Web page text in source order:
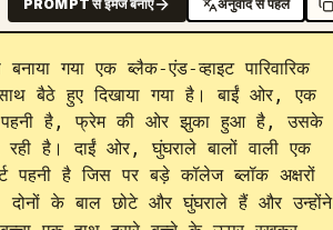
PROMPT से इमेज बनाएं अनुवाद से पहले
गया एक ब्लैक-एंड-व्हाइट पारिवारिक
बैठे हुए दिखाया गया है। बाईं ओर, एक
पहनी है, फ्रेम की ओर झुका हुआ है, उसके
है। दाईं ओर, घुंघराले बालों वाली एक
है जिस पर बड़े कॉलेज ब्लॉक अक्षरों
के बाल छोटे और घुंघराले हैं और उन्होंने